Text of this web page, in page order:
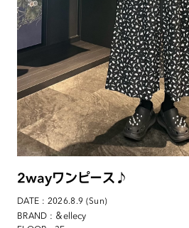
2wayワンピース♪
DATE : 2026.8.9 (Sun)
BRAND : ＆ellecy